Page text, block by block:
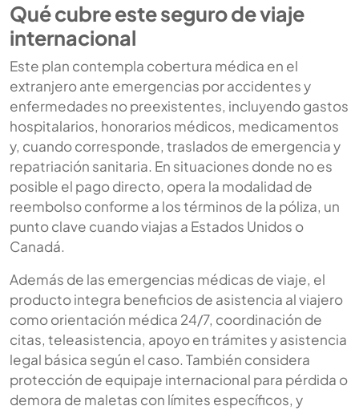
Qué cubre este seguro de viaje
internacional
Este plan contempla cobertura médica en el
extranjero ante emergencias por accidentes y
enfermedades no preexistentes, incluyendo gastos
hospitalarios, honorarios médicos, medicamentos
y, cuando corresponde, traslados de emergencia y
repatriación sanitaria. En situaciones donde no es
posible el pago directo, opera la modalidad de
reembolso conforme a los términos de la póliza, un
punto clave cuando viajas a Estados Unidos o
Canadá.
Además de las emergencias médicas de viaje, el
producto integra beneficios de asistencia al viajero
como orientación médica 24/7, coordinación de
citas, teleasistencia, apoyo en trámites y asistencia
legal básica según el caso. También considera
protección de equipaje internacional para pérdida o
demora de maletas con límites específicos, y